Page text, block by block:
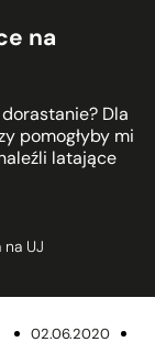
na
Dla
pomogłyby mi
latające
UJ
02.06.2020